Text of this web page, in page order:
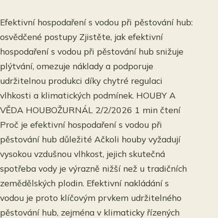
Efektivní hospodaření s vodou při pěstování hub:
osvědčené postupy Zjistěte, jak efektivní
hospodaření s vodou při pěstování hub snižuje
plýtvání, omezuje náklady a podporuje
udržitelnou produkci díky chytré regulaci
vlhkosti a klimatických podmínek. HOUBY A
VĚDA HOUBOŽURNÁL 2/2/2026 1 min čtení
Proč je efektivní hospodaření s vodou při
pěstování hub důležité Ačkoli houby vyžadují
vysokou vzdušnou vlhkost, jejich skutečná
spotřeba vody je výrazně nižší než u tradičních
zemědělských plodin. Efektivní nakládání s
vodou je proto klíčovým prvkem udržitelného
pěstování hub, zejména v klimaticky řízených